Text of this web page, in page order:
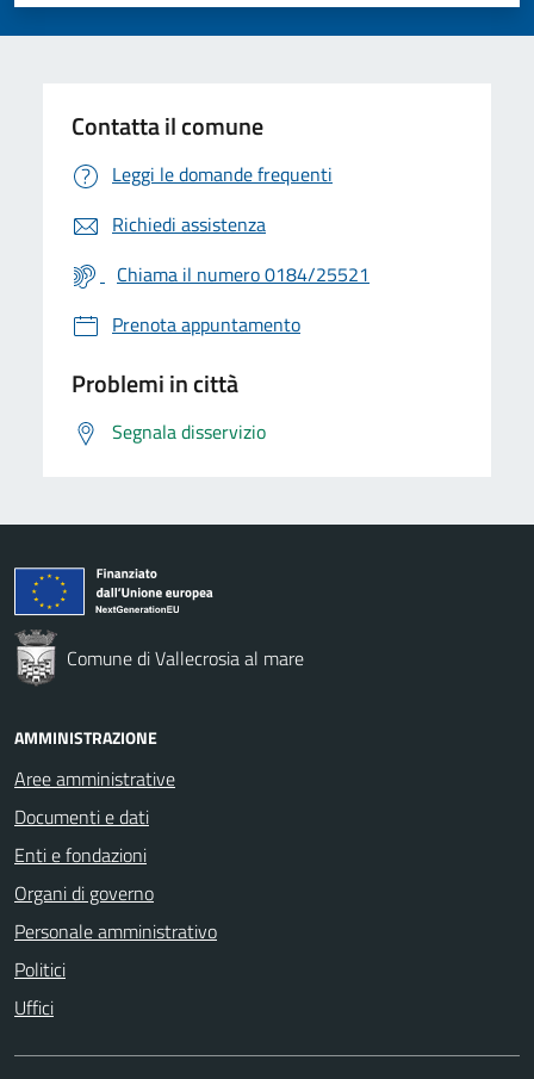
Contatta il comune
Leggi le domande frequenti
Richiedi assistenza
Chiama il numero 0184/25521
Prenota appuntamento
Problemi in città
Segnala disservizio
Comune di Vallecrosia al mare
AMMINISTRAZIONE
Aree amministrative
Documenti e dati
Enti e fondazioni
Organi di governo
Personale amministrativo
Politici
Uffici